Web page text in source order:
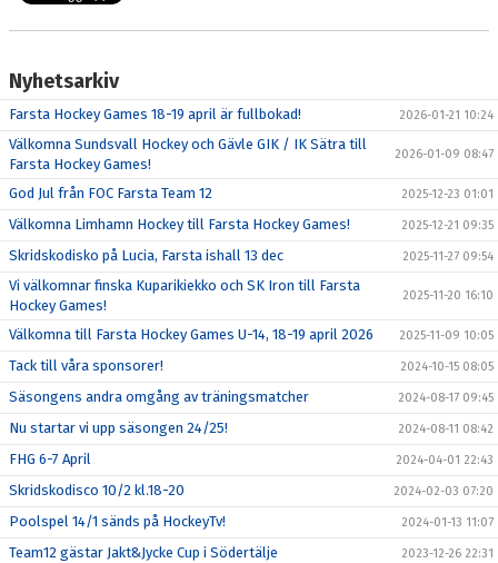
Nyhetsarkiv
Farsta Hockey Games 18-19 april är fullbokad! 2026-01-21 10:24
Välkomna Sundsvall Hockey och Gävle GIK / IK Sätra till
Farsta Hockey Games!
2026-01-09 08:47
God Jul från FOC Farsta Team 12 2025-12-23 01:01
Välkomna Limhamn Hockey till Farsta Hockey Games! 2025-12-21 09:35
Skridskodisko på Lucia, Farsta ishall 13 dec 2025-11-27 09:54
Vi välkomnar finska Kuparikiekko och SK Iron till Farsta
Hockey Games!
2025-11-20 16:10
Välkomna till Farsta Hockey Games U-14, 18-19 april 2026 2025-11-09 10:05
Tack till våra sponsorer! 2024-10-15 08:05
Säsongens andra omgång av träningsmatcher 2024-08-17 09:45
Nu startar vi upp säsongen 24/25! 2024-08-11 08:42
FHG 6-7 April 2024-04-01 22:43
Skridskodisco 10/2 kl.18-20 2024-02-03 07:20
Poolspel 14/1 sänds på HockeyTv! 2024-01-13 11:07
Team12 gästar Jakt&Jycke Cup i Södertälje 2023-12-26 22:31